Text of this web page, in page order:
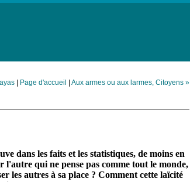
| Page d'accueil | Aux armes ou aux larmes, Citoyens »
dans les faits et les statistiques, de moins en
qui ne pense pas comme tout le monde,
les autres à sa place ? Comment cette laïcité